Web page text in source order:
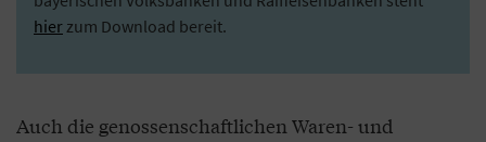
hier zum Download bereit.
Auch die genossenschaftlichen Waren- und